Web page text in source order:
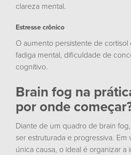
clareza mental.
Estresse crônico
O aumento persistente de cortisol
fadiga mental, dificuldade de
cognitivo.
Brain fog na
por onde
Diante de um quadro de brain
ser estruturada e progressiva.
única causa, o ideal é organizar a